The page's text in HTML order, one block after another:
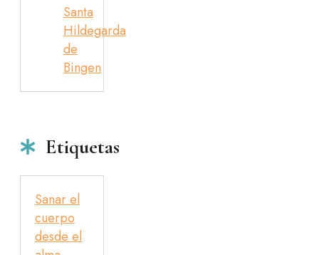
Santa
Hildegarda
de
Bingen
Etiquetas
Sanar el
cuerpo
desde el